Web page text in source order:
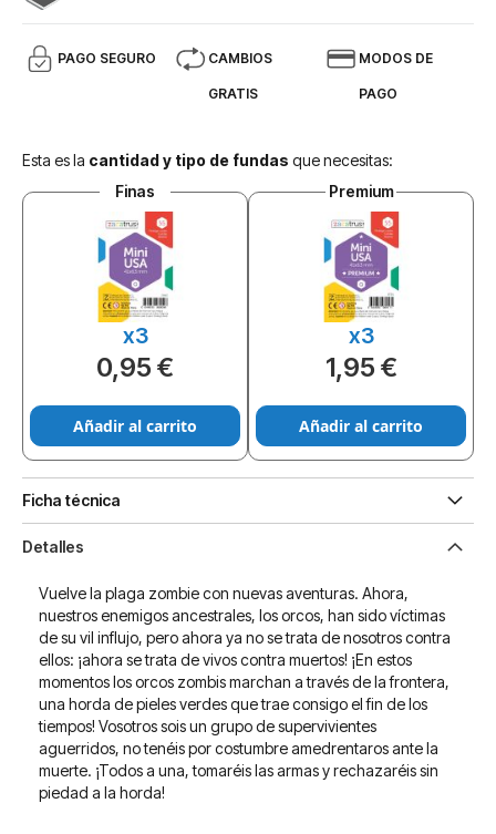
PAGO SEGURO CAMBIOS
GRATIS
MODOS DE
PAGO
Esta es la cantidad y tipo de fundas que necesitas:
Finas
x3
0,95 €
Añadir al carrito
Premium
x3
1,95 €
Añadir al carrito
Ficha técnica
Detalles
Vuelve la plaga zombie con nuevas aventuras. Ahora,
nuestros enemigos ancestrales, los orcos, han sido víctimas
de su vil influjo, pero ahora ya no se trata de nosotros contra
ellos: ¡ahora se trata de vivos contra muertos! ¡En estos
momentos los orcos zombis marchan a través de la frontera,
una horda de pieles verdes que trae consigo el fin de los
tiempos! Vosotros sois un grupo de supervivientes
aguerridos, no tenéis por costumbre amedrentaros ante la
muerte. ¡Todos a una, tomaréis las armas y rechazaréis sin
piedad a la horda!